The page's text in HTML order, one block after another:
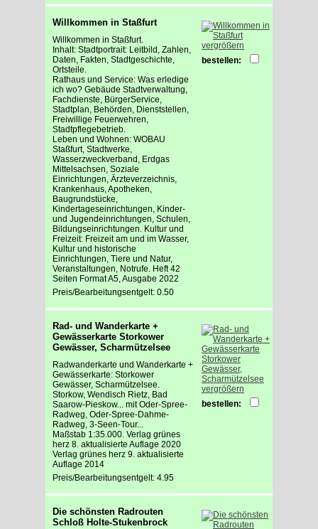
Willkommen in Staßfurt
Willkommen in Staßfurt.
Inhalt: Stadtportrait: Leitbild, Zahlen,
Daten, Fakten, Stadtgeschichte,
Ortsteile.
Rathaus und Service: Was erledige
ich wo? Gebäude Stadtverwaltung,
Fachdienste, BürgerService,
Stadtplan, Behörden, Dienststellen,
Freiwillige Feuerwehren,
Stadtpflegebetrieb.
Leben und Wohnen: WOBAU
Staßfurt, Stadtwerke,
Wasserzweckverband, Erdgas
Mittelsachsen, Soziale
Einrichtungen, Ärzteverzeichnis,
Krankenhaus, Apotheken,
Baugrundstücke,
Kindertageseinrichtungen, Kinder-
und Jugendeinrichtungen, Schulen,
Bildungseinrichtungen. Kultur und
Freizeit: Freizeit am und im Wasser,
Kultur und historische
Einrichtungen, Tiere und Natur,
Veranstaltungen, Notrufe. Heft 42
Seiten Format A5, Ausgabe 2022
Preis/Bearbeitungsentgelt: 0.50
vergrößern
bestellen:
Rad- und Wanderkarte +
Gewässerkarte Storkower
Gewässer, Scharmützelsee
Radwanderkarte und Wanderkarte +
Gewässerkarte: Storkower
Gewässer, Scharmützelsee.
Storkow, Wendisch Rietz, Bad
Saarow-Pieskow... mit Oder-Spree-
Radweg, Oder-Spree-Dahme-
Radweg, 3-Seen-Tour...
Maßstab 1:35.000. Verlag grünes
herz 8. aktualisierte Auflage 2020
Verlag grünes herz 9. aktualisierte
Auflage 2014
Preis/Bearbeitungsentgelt: 4.95
vergrößern
bestellen:
Die schönsten Radrouten
Schloß Holte-Stukenbrock